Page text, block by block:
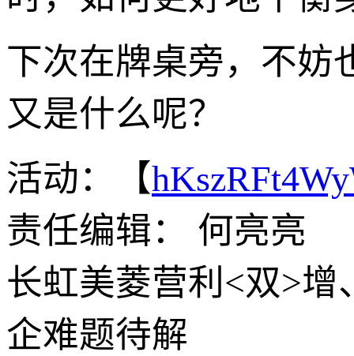
下次在牌桌旁，不妨
又是什么呢？
活动：【
责任编辑： 何亮亮
长虹美菱营利<双>增
企难题待解